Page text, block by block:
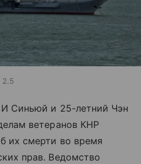
2.5
Синьюй и 25-летний Чэн
ветеранов КНР
их смерти во время
прав. Ведомство